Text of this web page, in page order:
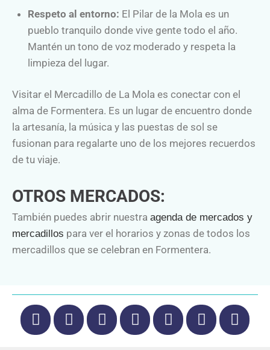
Respeto al entorno: El Pilar de la Mola es un
pueblo tranquilo donde vive gente todo el año.
Mantén un tono de voz moderado y respeta la
limpieza del lugar.
Visitar el Mercadillo de La Mola es conectar con el
alma de Formentera. Es un lugar de encuentro donde
la artesanía, la música y las puestas de sol se
fusionan para regalarte uno de los mejores recuerdos
de tu viaje.
OTROS MERCADOS:
También puedes abrir nuestra agenda de mercados y
mercadillos para ver el horarios y zonas de todos los
mercadillos que se celebran en Formentera.